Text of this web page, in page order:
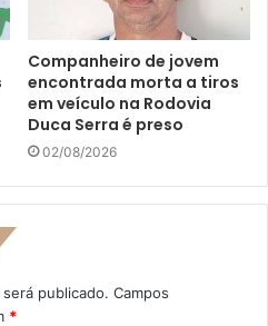
Companheiro de jovem
encontrada morta a tiros
em veículo na Rodovia
Duca Serra é preso
02/08/2026
publicado. Campos
*